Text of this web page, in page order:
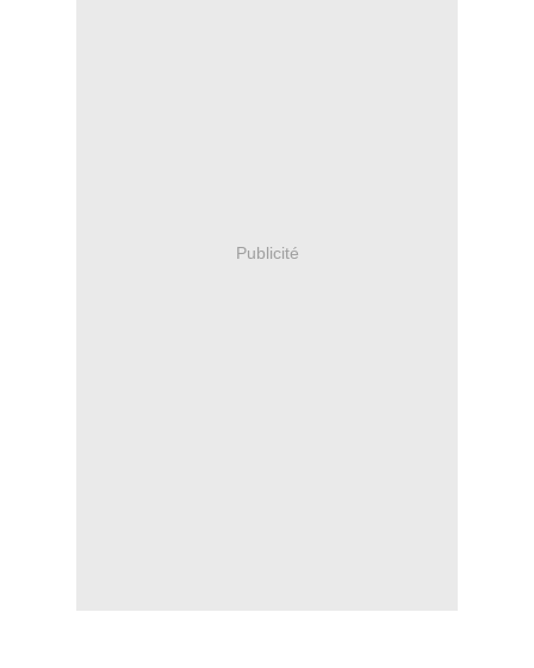
Publicité